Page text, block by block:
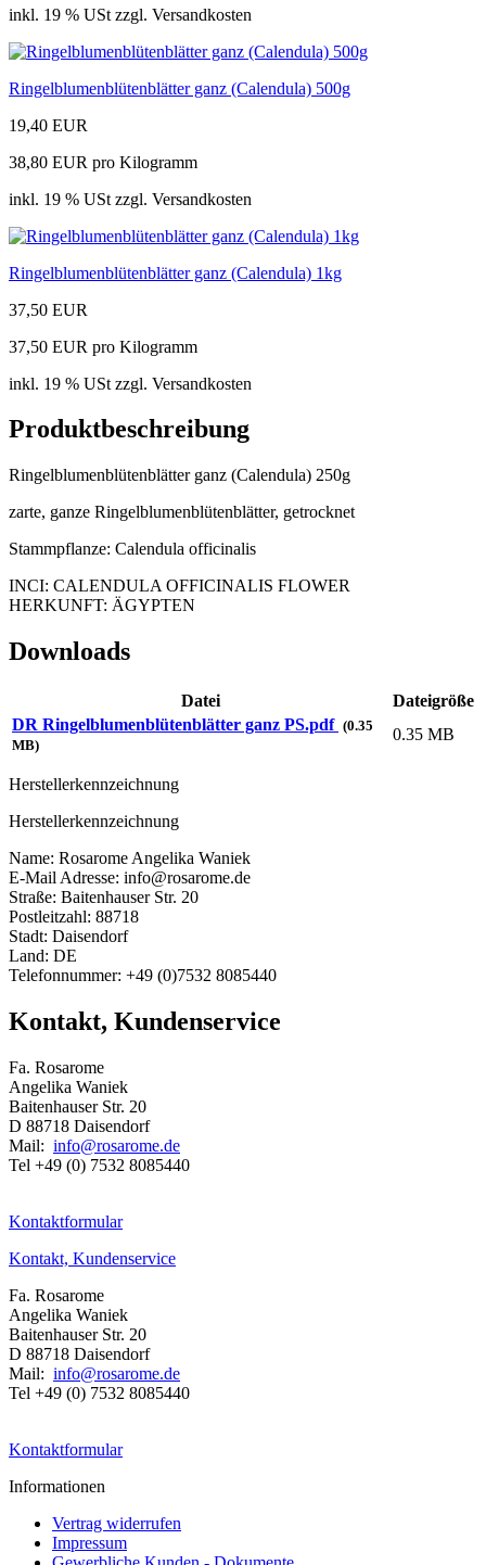
inkl. 19 % USt zzgl. Versandkosten
Ringelblumenblütenblätter ganz (Calendula) 500g
19,40 EUR
38,80 EUR pro Kilogramm
inkl. 19 % USt zzgl. Versandkosten
Ringelblumenblütenblätter ganz (Calendula) 1kg
37,50 EUR
37,50 EUR pro Kilogramm
inkl. 19 % USt zzgl. Versandkosten
Produktbeschreibung
Ringelblumenblütenblätter ganz (Calendula) 250g
zarte, ganze Ringelblumenblütenblätter, getrocknet
Stammpflanze: Calendula officinalis
INCI: CALENDULA OFFICINALIS FLOWER
HERKUNFT: ÄGYPTEN
Downloads
Datei
Dateigröße
DR Ringelblumenblütenblätter ganz PS.pdf (0.35
MB)
0.35 MB
Herstellerkennzeichnung
Herstellerkennzeichnung
Name: Rosarome Angelika Waniek
E-Mail Adresse: info@rosarome.de
Straße: Baitenhauser Str. 20
Postleitzahl: 88718
Stadt: Daisendorf
Land: DE
Telefonnummer: +49 (0)7532 8085440
Kontakt, Kundenservice
Fa. Rosarome
Angelika Waniek
Baitenhauser Str. 20
D 88718 Daisendorf
Mail: info@rosarome.de
Tel +49 (0) 7532 8085440
Kontaktformular
Kontakt, Kundenservice
Fa. Rosarome
Angelika Waniek
Baitenhauser Str. 20
D 88718 Daisendorf
Mail: info@rosarome.de
Tel +49 (0) 7532 8085440
Kontaktformular
Informationen
Vertrag widerrufen
Impressum